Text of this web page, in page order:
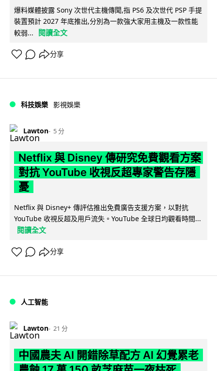
爆料媒體披露 Sony 次世代主機傳聞,指 PS6 及次世代 PSP 手提
裝置預計 2027 年底推出,分別為一款強大家用主機及一款性能
較弱...
閱讀全文
分享
科技娛樂 影視娛樂
Lawton 5 分
Netflix 與 Disney 傳研究免費觀看方案
對抗 YouTube 收視反超專家警告存隱
憂
Netflix 與 Disney+ 傳評估推出免費廣告支援方案，以對抗
YouTube 收視反超及用戶流失。YouTube 全球日均觀看時間...
閱讀全文
分享
人工智能
Lawton 21 分
中國農夫 AI 開錯除草配方 AI 幻覺累老